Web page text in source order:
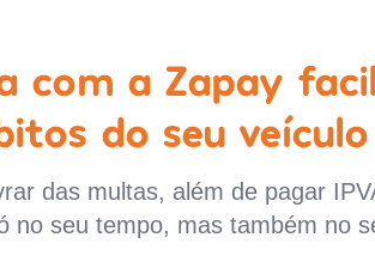
com a Zapay
do seu veículo
das multas, além de pagar
no seu tempo, mas também no